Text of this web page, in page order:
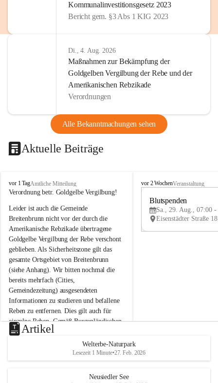
Kommunalinvestitionsgesetz 2023
Bericht gem. §3 Abs 1 KIG 2023
Di., 4. Aug. 2026
Maßnahmen zur Bekämpfung der
Goldgelben Vergilbung der Rebe und der
Amerikanischen Rebzikade
Verordnungen
Alle Bekanntmachungen sehen
Aktuelle Beiträge
B
r
i
t
e
n
b
r
u
n
n
a
m
N
e
u
s
d
vor 1 TagAmtliche Mitteilung
Verordnung betr. Goldgelbe Vergilbung!
Leider ist auch die Gemeinde
Breitenbrunn nicht vor der durch die
Amerikanische Rebzikade übertragene
Goldgelbe Vergilbung der Rebe verschont
geblieben. Als Sicherheitszone gilt das
gesamte Ortsgebiet von Breitenbrunn
(siehe Anhang). Wir bitten nochmal die
bereits mehrfach (Cities,
Gemeindezeitung) ausgesendeten
Informationen zu studieren und befallene
Reben zu entfernen. Dies gilt auch für
einzelne Reben. Gemäß Burgenländischen
Weinbaugesetz sind nicht gepflegte oder
unzulässige Weingärten zu roden! Bitte
helfen wir zusammen um unsere Winzer
vor den prognostizierten Ernteausfällen
und den daraus folgenden wirtschaftlichen
B
e
u
e
d
vor 2 WochenVeranstaltung
Blutspenden
Sa., 29. Aug., 07:00 -
Artikel
Welterbe-Naturpark
Lesezeit 1 Minute•27. Feb. 2026
Neusiedler See